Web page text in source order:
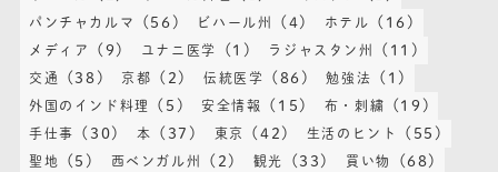
パンチャカルマ (56) ビハール州 (4) ホテル (16)
メディア (9) ユナニ医学 (1) ラジャスタン州 (11)
交通 (38) 京都 (2) 伝統医学 (86) 勉強法 (1)
外国のインド料理 (5) 安全情報 (15) 布・刺繍 (19)
手仕事 (30) 本 (37) 東京 (42) 生活のヒント (55)
聖地 (5) 西ベンガル州 (2) 観光 (33) 買い物 (68)